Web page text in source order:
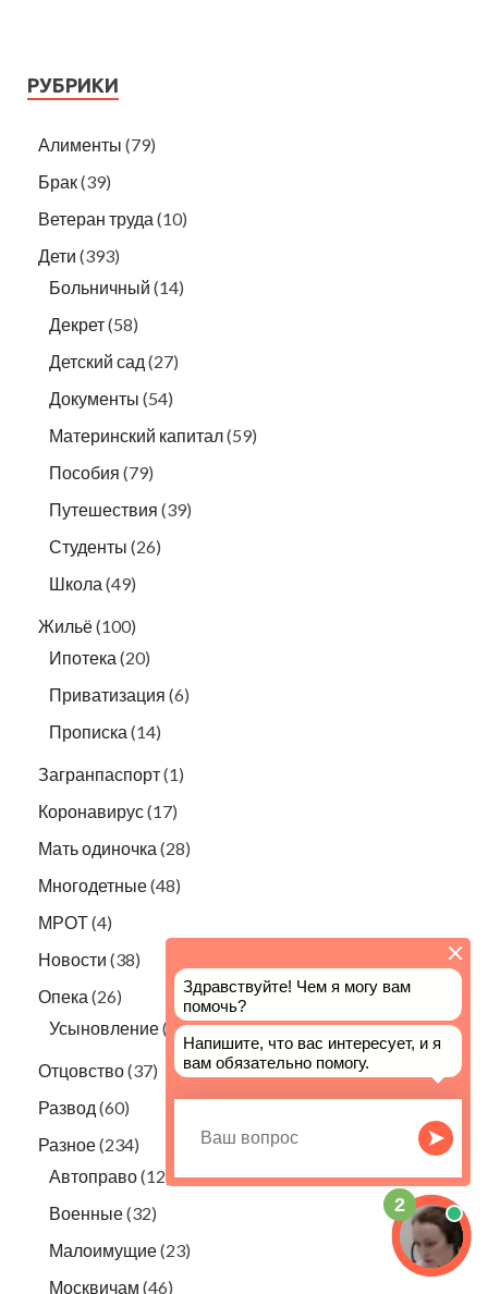
РУБРИКИ
Алименты (79)
Брак(39)
Ветеран труда (10)
Дети (393)
Больничный (14)
Декрет(58)
Детский сад (27)
Документы (54)
Материнский капитал(59)
Пособия (79)
Путешествия (39)
Студенты (26)
Школа (49)
Жильё(100)
Ипотека (20)
Приватизация (6)
Прописка (14)
Загранпаспорт(1)
Коронавирус(17)
Мать одиночка (28)
Многодетные(48)
МРОТ(4)
Новости (38)
Опека (26)
Усыновление(8)
Отцовство(37)
Развод (60)
Разное(234)
Автоправо(12)
Военные(32)
Малоимущие(23)
Москвичам (46)